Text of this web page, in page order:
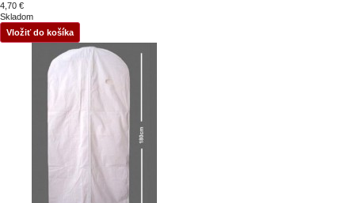
4,70 €
Skladom
Vložiť do košíka